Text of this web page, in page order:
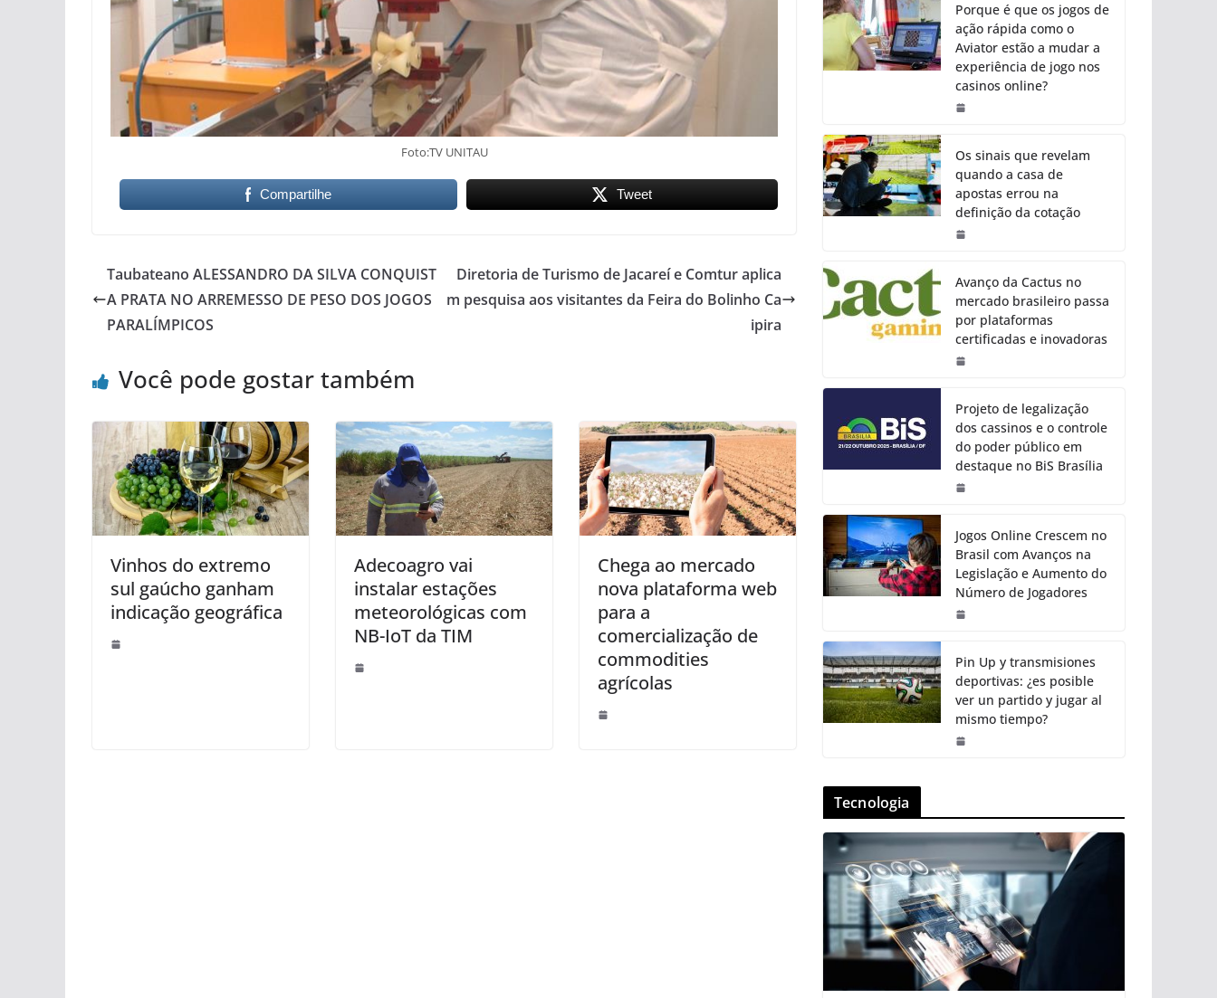
Foto:TV UNITAU
Compartilhe Tweet
Taubateano ALESSANDRO DA SILVA CONQUIST
A PRATA NO ARREMESSO DE PESO DOS JOGOS
PARALÍMPICOS
Diretoria de Turismo de Jacareí e Comtur aplica
m pesquisa aos visitantes da Feira do Bolinho Ca
ipira
Você pode gostar também
Vinhos do extremo
sul gaúcho ganham
indicação geográfica
Adecoagro vai
instalar estações
meteorológicas com
NB-IoT da TIM
Chega ao mercado
nova plataforma web
para a
comercialização de
commodities
agrícolas
Porque é que os jogos de
ação rápida como o
Aviator estão a mudar a
experiência de jogo nos
casinos online?
Os sinais que revelam
quando a casa de
apostas errou na
definição da cotação
Avanço da Cactus no
mercado brasileiro passa
por plataformas
certificadas e inovadoras
Projeto de legalização
dos cassinos e o controle
do poder público em
destaque no BiS Brasília
Jogos Online Crescem no
Brasil com Avanços na
Legislação e Aumento do
Número de Jogadores
Pin Up y transmisiones
deportivas: ¿es posible
ver un partido y jugar al
mismo tiempo?
Tecnologia